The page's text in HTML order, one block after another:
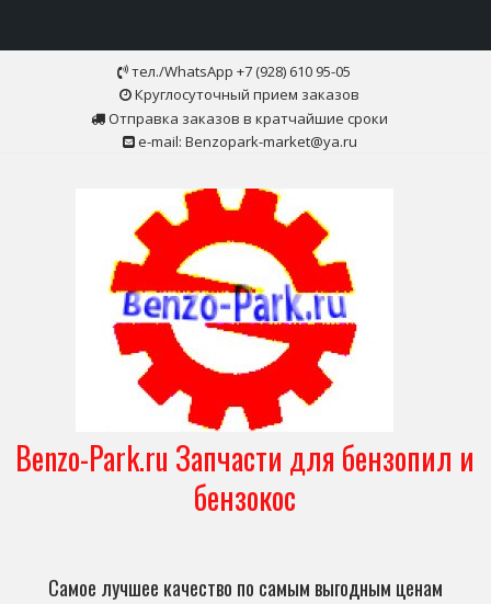
тел./WhatsApp +7 (928) 610 95-05
Круглосуточный прием заказов
Отправка заказов в кратчайшие сроки
e-mail: Benzopark-market@ya.ru
Benzo-Park.ru Запчасти для бензопил и
бензокос
Самое лучшее качество по самым выгодным ценам